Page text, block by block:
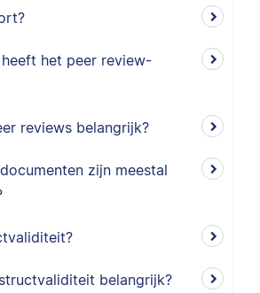
het peer review-
reviews belangrijk?
zijn meestal
belangrijk?